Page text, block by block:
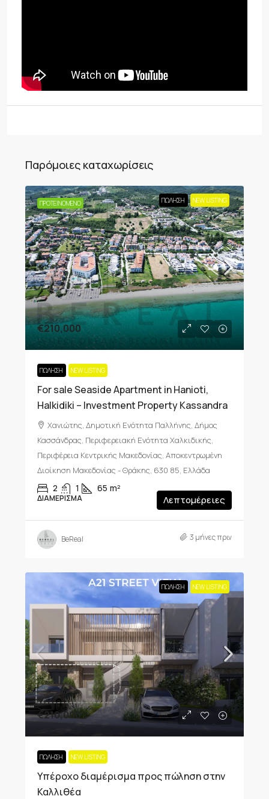
Παρόμοιες καταχωρίσεις
ΠΡΟΤΕΙΝΌΜΕΝΟ ΠΏΛΗΣΗ NEW LISTING
€210,000
ΠΏΛΗΣΗ NEW LISTING
For sale Seaside Apartment in Hanioti,
Halkidiki – Investment Property Kassandra
Χανιώτης, Δημοτική Ενότητα Παλλήνης, Δήμος
Κασσάνδρας, Περιφερειακή Ενότητα Χαλκιδικής,
Περιφέρεια Κεντρικής Μακεδονίας, Αποκεντρωμένη
Διοίκηση Μακεδονίας - Θράκης, 630 85, Ελλάδα
2 1 65 m²
ΔΙΑΜΈΡΙΣΜΑ Λεπτομέρειες
BeReal 3 μήνες πριν
ΠΏΛΗΣΗ NEW LISTING
€210,000
ΠΏΛΗΣΗ NEW LISTING
Υπέροχο διαμέρισμα προς πώληση στην
Καλλιθέα